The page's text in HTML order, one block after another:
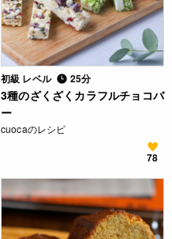
初級 レベル 25分
3種のざくざくカラフルチョコバ
ー
cuocaのレシピ
78